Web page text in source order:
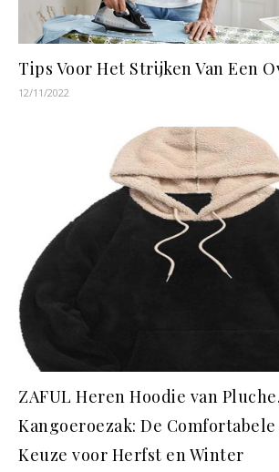
Tips Voor Het Strijken Van Een
12/11/2022
ZAFUL Heren Hoodie van
Kangoeroezak: De
Keuze voor Herfst en Winter